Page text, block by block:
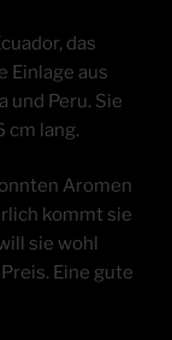
das
Ein­la­ge aus
und Peru. Sie
cm lang.
Aro­men
kommt sie
sie wohl
Eine gute